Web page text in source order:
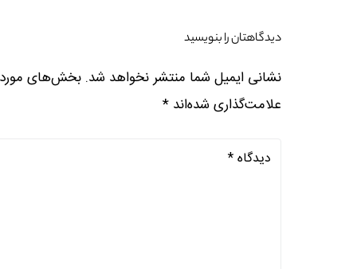
دیدگاهتان را بنویسید
نشانی ایمیل شما منتشر نخواهد شد. بخش‌های
علامت‌گذاری شده‌اند *